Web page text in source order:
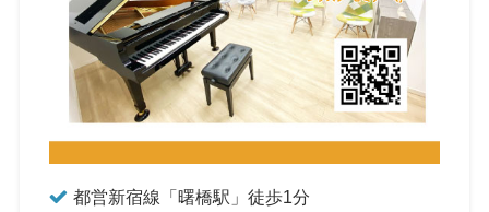
都営新宿線「曙橋駅」徒歩1分